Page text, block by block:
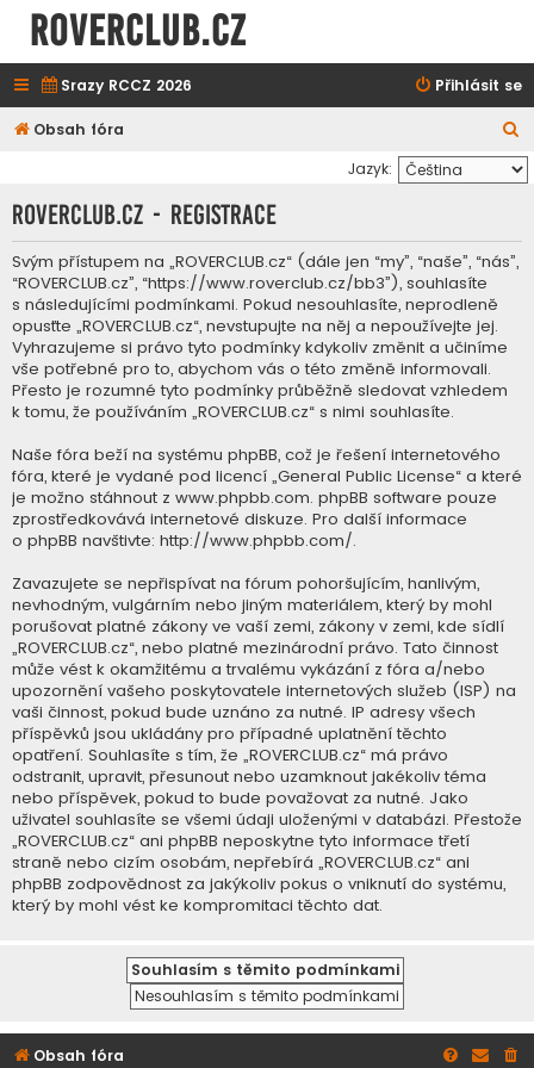
ROVERCLUB.cz
Srazy RCCZ 2026 Přihlásit se
Obsah fóra
l
e
Jazyk:
ROVERCLUB.cz - Registrace
Svým přístupem na „ROVERCLUB.cz“ (dále jen “my”, “naše”, “nás”,
“ROVERCLUB.cz”, “https://www.roverclub.cz/bb3”), souhlasíte
s následujícími podmínkami. Pokud nesouhlasíte, neprodleně
opusťte „ROVERCLUB.cz“, nevstupujte na něj a nepoužívejte jej.
Vyhrazujeme si právo tyto podmínky kdykoliv změnit a učiníme
vše potřebné pro to, abychom vás o této změně informovali.
Přesto je rozumné tyto podmínky průběžně sledovat vzhledem
k tomu, že používáním „ROVERCLUB.cz“ s nimi souhlasíte.
Naše fóra beží na systému phpBB, což je řešení internetového
fóra, které je vydané pod licencí „General Public License“ a které
je možno stáhnout z www.phpbb.com. phpBB software pouze
zprostředkovává internetové diskuze. Pro další informace
o phpBB navštivte: http://www.phpbb.com/.
Zavazujete se nepřispívat na fórum pohoršujícím, hanlivým,
nevhodným, vulgárním nebo jiným materiálem, který by mohl
porušovat platné zákony ve vaší zemi, zákony v zemi, kde sídlí
„ROVERCLUB.cz“, nebo platné mezinárodní právo. Tato činnost
může vést k okamžitému a trvalému vykázání z fóra a/nebo
upozornění vašeho poskytovatele internetových služeb (ISP) na
vaši činnost, pokud bude uznáno za nutné. IP adresy všech
příspěvků jsou ukládány pro případné uplatnění těchto
opatření. Souhlasíte s tím, že „ROVERCLUB.cz“ má právo
odstranit, upravit, přesunout nebo uzamknout jakékoliv téma
nebo příspěvek, pokud to bude považovat za nutné. Jako
uživatel souhlasíte se všemi údaji uloženými v databázi. Přestože
„ROVERCLUB.cz“ ani phpBB neposkytne tyto informace třetí
straně nebo cizím osobám, nepřebírá „ROVERCLUB.cz“ ani
phpBB zodpovědnost za jakýkoliv pokus o vniknutí do systému,
který by mohl vést ke kompromitaci těchto dat.
Obsah fóra